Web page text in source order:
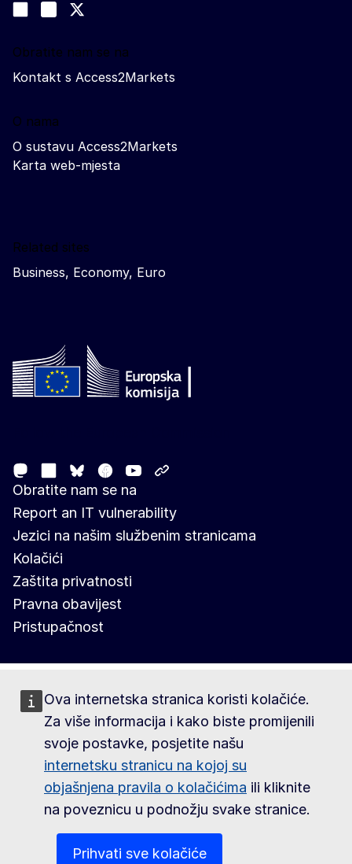
Ova internetska stranica koristi kolačiće.
Za više informacija i kako biste promijenili
svoje postavke, posjetite našu
internetsku stranicu na kojoj su
objašnjena pravila o kolačićima ili kliknite
na poveznicu u podnožju svake stranice.
Prihvati sve kolačiće
Join us on LinkedIn
Trade-Off podcast
Obratite nam se na
Kontakt s Access2Markets
O nama
O sustavu Access2Markets
Karta web-mjesta
Related sites
Business, Economy, Euro
MastodonLinkedIn
Bluesky
Facebook
Youtube
Obratite nam se na
Report an IT vulnerability
Jezici na našim službenim stranicama
Kolačići
Zaštita privatnosti
Pravna obavijest
Pristupačnost